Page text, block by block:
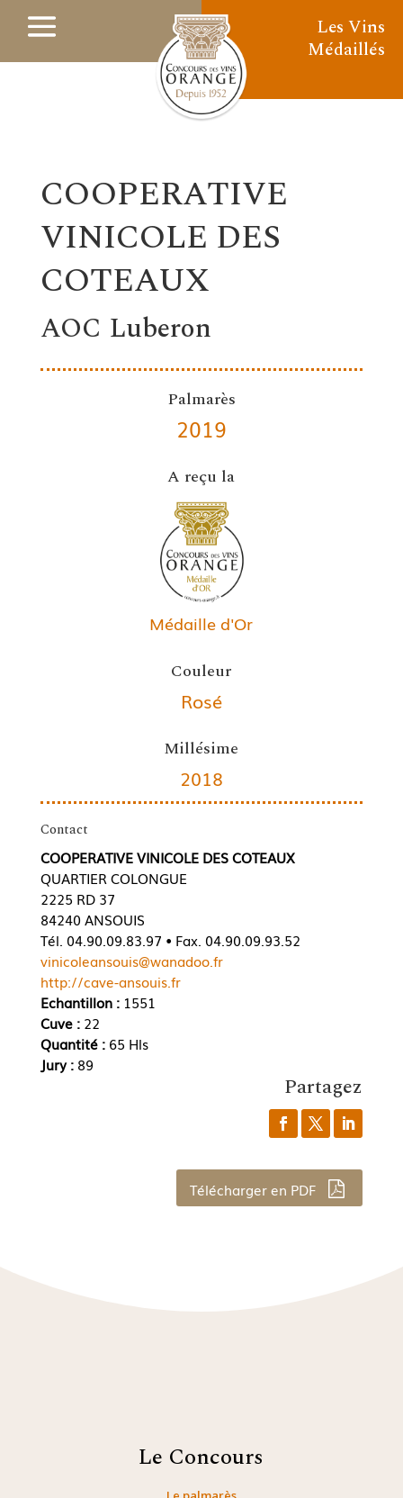
Les Vins
Médaillés
COOPERATIVE
VINICOLE DES
COTEAUX
AOC Luberon
Palmarès
2019
A reçu la
Médaille d'Or
Couleur
Rosé
Millésime
2018
Contact
COOPERATIVE VINICOLE DES COTEAUX
QUARTIER COLONGUE
2225 RD 37
84240 ANSOUIS
Tél. 04.90.09.83.97 • Fax. 04.90.09.93.52
vinicoleansouis@wanadoo.fr
http://cave-ansouis.fr
Echantillon :1551
Cuve : 22
Quantité : 65 Hls
Jury : 89
Partagez
Télécharger en PDF
Le Concours